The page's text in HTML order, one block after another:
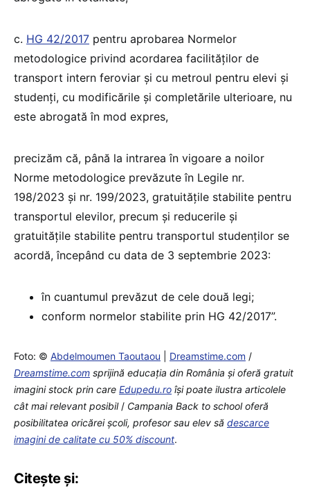
c. HG 42/2017 pentru aprobarea Normelor
metodologice privind acordarea facilităţilor de
transport intern feroviar şi cu metroul pentru elevi şi
studenţi, cu modificările şi completările ulterioare, nu
este abrogată în mod expres,
precizăm că, până la intrarea în vigoare a noilor
Norme metodologice prevăzute în Legile nr.
198/2023 și nr. 199/2023, gratuitățile stabilite pentru
transportul elevilor, precum și reducerile și
gratuitățile stabilite pentru transportul studenților se
acordă, începând cu data de 3 septembrie 2023:
în cuantumul prevăzut de cele două legi;
conform normelor stabilite prin HG 42/2017”.
Foto: © Abdelmoumen Taoutaou Dreamstime.com /
Dreamstime.com sprijină educaţia din România şi oferă gratuit
imagini stock prin care Edupedu.ro îşi poate ilustra articolele
cât mai relevant posibil/ Campania Back to school oferă
posibilitatea oricărei școli, profesor sau elev să descarce
imagini de calitate cu 50% discount.
Citește și: